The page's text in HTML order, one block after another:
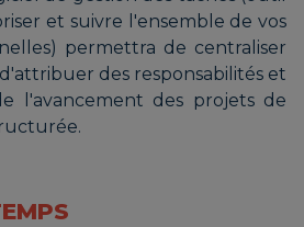
et suivre l'ensemble de vos
permettra de centraliser
d'attribuer des responsabilités et
l'avancement des projets de